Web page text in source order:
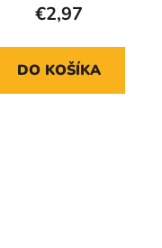
€2,97
DO KOŠÍKA